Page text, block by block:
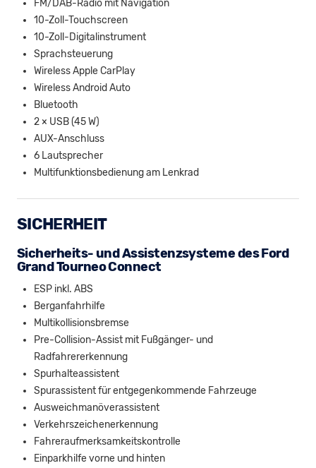
FM/DAB-Radio mit Navigation
10-Zoll-Touchscreen
10-Zoll-Digitalinstrument
Sprachsteuerung
Wireless Apple CarPlay
Wireless Android Auto
Bluetooth
2 × USB (45 W)
AUX-Anschluss
6 Lautsprecher
Multifunktionsbedienung am Lenkrad
SICHERHEIT
Sicherheits- und Assistenzsysteme des Ford
Grand Tourneo Connect
ESP inkl. ABS
Berganfahrhilfe
Multikollisionsbremse
Pre-Collision-Assist mit Fußgänger- und
Radfahrererkennung
Spurhalteassistent
Spurassistent für entgegenkommende Fahrzeuge
Ausweichmanöverassistent
Verkehrszeichenerkennung
Fahreraufmerksamkeitskontrolle
Einparkhilfe vorne und hinten